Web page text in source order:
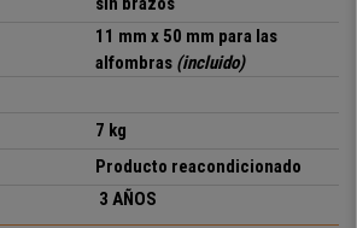
11 mm x 50 mm para las
alfombras (incluido)
7 kg
Producto reacondicionado
3 AÑOS